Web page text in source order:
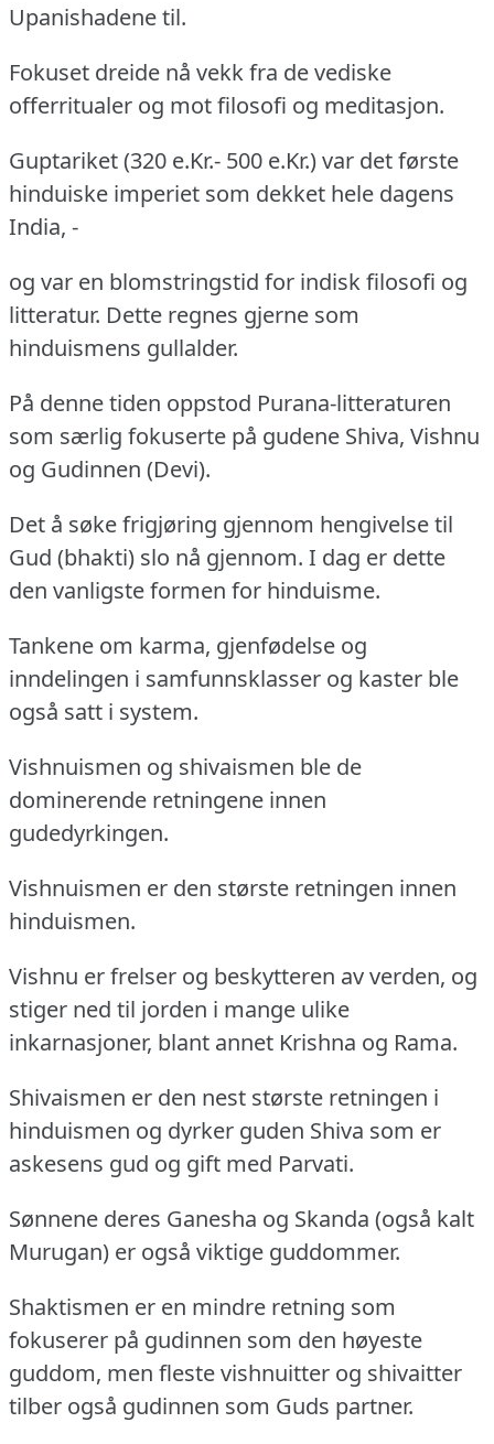
Upanishadene til.
Fokuset dreide nå vekk fra de vediske
offerritualer og mot filosofi og meditasjon.
Guptariket (320 e.Kr.- 500 e.Kr.)var det første
hinduiske imperiet som dekket hele dagens
India, -
og var en blomstringstid for indisk filosofi og
litteratur. Dette regnes gjerne som
hinduismens gullalder.
På denne tiden oppstod Purana-litteraturen
som særlig fokuserte på gudene Shiva, Vishnu
og Gudinnen (Devi).
Det å søke frigjøring gjennom hengivelse til
Gud (bhakti) slo nå gjennom. I dag er dette
den vanligste formen for hinduisme.
Tankene om karma, gjenfødelse og
inndelingen i samfunnsklasser og kaster ble
også satt i system.
Vishnuismen og shivaismen ble de
dominerende retningene innen
gudedyrkingen.
Vishnuismen er den største retningen innen
hinduismen.
Vishnu er frelser og beskytteren av verden, og
stiger ned til jorden i mange ulike
inkarnasjoner, blant annet Krishna og Rama.
Shivaismen er den nest største retningen i
hinduismen og dyrker guden Shiva som er
askesens gud og gift med Parvati.
Sønnene deres Ganesha og Skanda (også kalt
Murugan) er også viktige guddommer.
Shaktismen er en mindre retning som
fokuserer på gudinnen som den høyeste
guddom, men fleste vishnuitter og shivaitter
tilber også gudinnen som Guds partner.